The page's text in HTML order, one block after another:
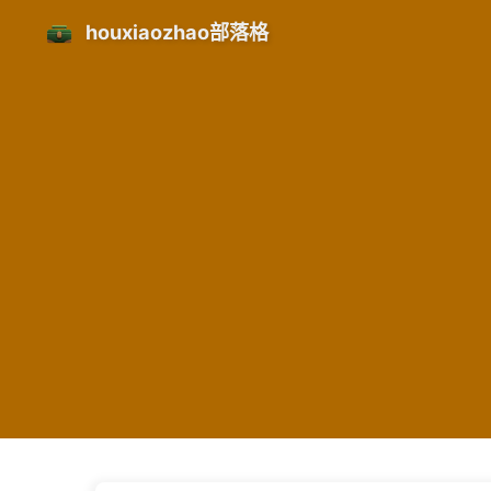
houxiaozhao部落格